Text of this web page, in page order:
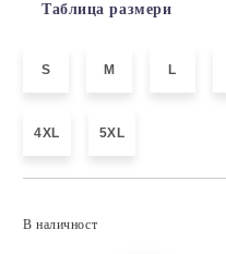
Таблица размери
S M L
4XL 5XL
В наличност